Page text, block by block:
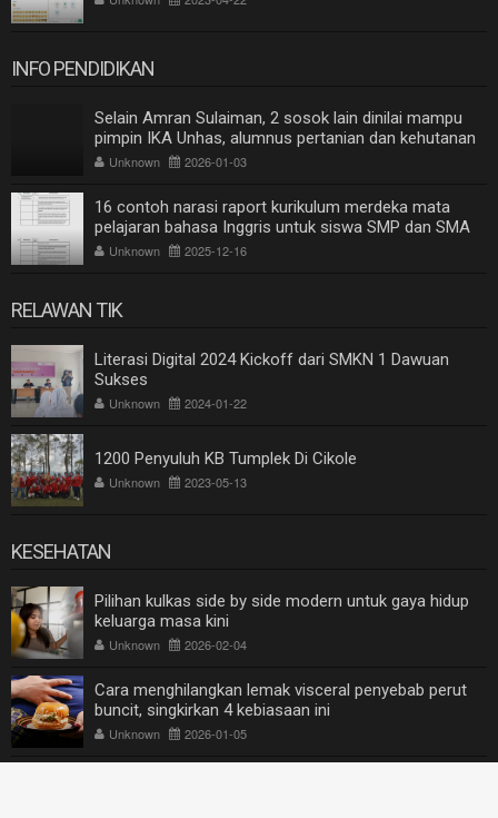
INFO PENDIDIKAN
Selain Amran Sulaiman, 2 sosok lain dinilai mampu
pimpin IKA Unhas, alumnus pertanian dan kehutanan
Unknown 2026-01-03
16 contoh narasi raport kurikulum merdeka mata
pelajaran bahasa Inggris untuk siswa SMP dan SMA
Unknown 2025-12-16
RELAWAN TIK
Literasi Digital 2024 Kickoff dari SMKN 1 Dawuan
Sukses
Unknown 2024-01-22
1200 Penyuluh KB Tumplek Di Cikole
Unknown 2023-05-13
KESEHATAN
Pilihan kulkas side by side modern untuk gaya hidup
keluarga masa kini
Unknown 2026-02-04
Cara menghilangkan lemak visceral penyebab perut
buncit, singkirkan 4 kebiasaan ini
Unknown 2026-01-05